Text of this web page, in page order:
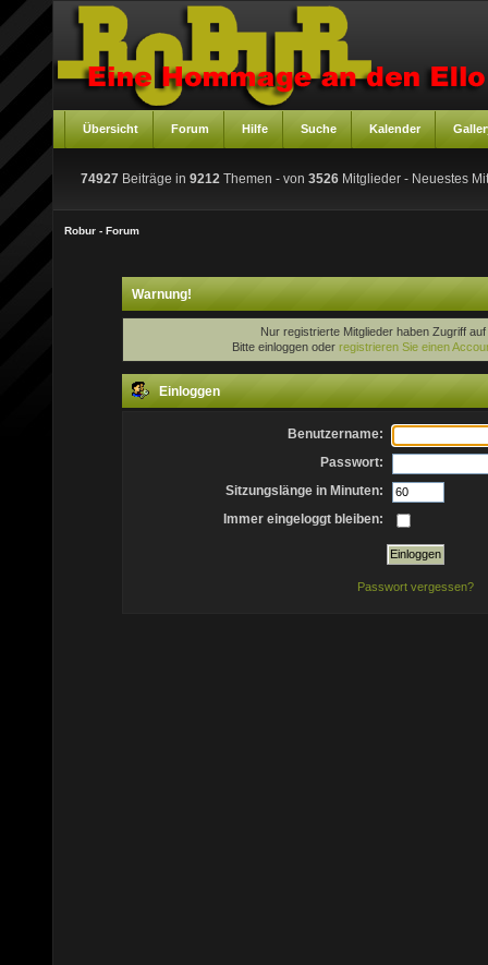
Übersicht Forum Hilfe Suche Kalender
74927 Beiträge in 9212 Themen - von 3526 Mitglieder - Neuestes
Robur - Forum
Warnung!
Nur registrierte Mitglieder haben Zugriff
Bitte einloggen oder registrieren Sie einen
Einloggen
Benutzername:
Passwort:
Sitzungslänge in Minuten:
Immer eingeloggt bleiben:
Passwort vergessen?